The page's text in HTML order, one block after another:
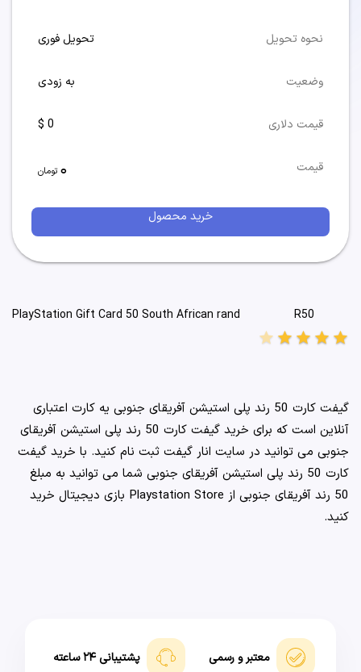
R50
PlayStation Gift Card 50 South African rand
star
star
star
star
star
گیفت کارت 50 رند پلی استیشن آفریقای جنوبی یه کارت اعتباری
آنلاین است که برای خرید گیفت کارت 50 رند پلی استیشن آفریقای
جنوبی می توانید در سایت انار گیفت ثبت نام کنید. با خرید گیفت
کارت 50 رند پلی استیشن آفریقای جنوبی شما می توانید به مبلغ
50 رند آفریقای جنوبی از Playstation Store بازی دیجیتال خرید
کنید.
معتبر و رسمی پشتیبانی ۲۴ ساعته
نحوه تحویل تحویل فوری
وضعیت به زودی
قیمت دلاری 0 $
قیمت 0 تومان
خرید محصول